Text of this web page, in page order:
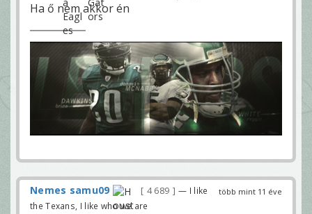
Ha ő nem akkor én
több mint 11 éve
Nemes samu09 4 689
— I like
the Texans, I like who we are